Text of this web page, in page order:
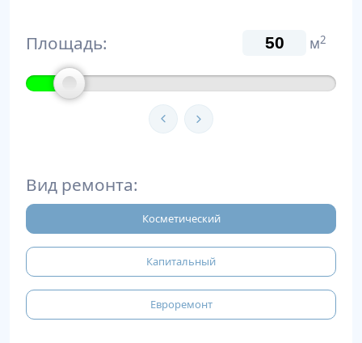
Площадь: м2
Вид ремонта:
Косметический
Капитальный
Евроремонт